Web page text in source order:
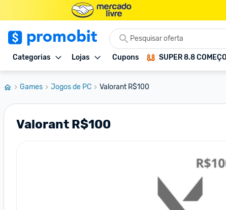
Categorias Lojas Cupons SUPER 8.8
Games Jogos de PC Valorant R$100
Valorant R$100